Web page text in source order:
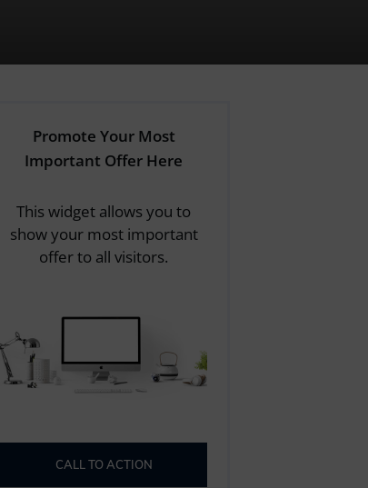
Promote Your Most
Important Offer Here
This widget allows you to
show your most important
offer to all visitors.
CALL TO ACTION